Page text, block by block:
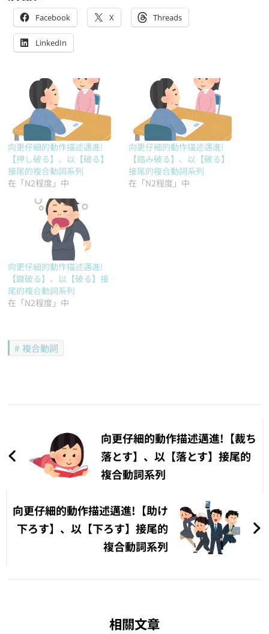
Facebook X Threads
LinkedIn
向更仔細的動作描述邁進!
【押し破る】、以【破る】
接尾的複合動詞系列
在「N2程度」中
向更仔細的動作描述邁進!
【踏み破る】、以【破る】
接尾的複合動詞系列
在「N2程度」中
向更仔細的動作描述邁進!
【蹴破る】、以【破る】接
尾的複合動詞系列
在「N2程度」中
複合動詞
導
向更仔細的動作描述邁進!【裁ち
落とす】、以【落とす】接尾的
複合動詞系列
向更仔細的動作描述邁進!【助け
下ろす】、以【下ろす】接尾的
複合動詞系列
相關文章